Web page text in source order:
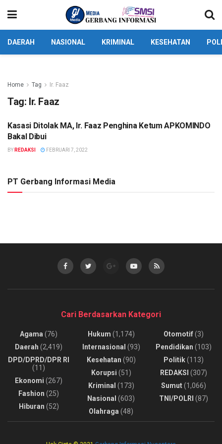
DAERAH NASIONAL KRIMINAL KESEHATAN
Home Tag Ir. Faaz
Tag: Ir. Faaz
NASIONAL
Kasasi Ditolak MA, Ir. Faaz Penghina Ketum APKOMINDO
Bakal Dibui
BY REDAKSI FEBRUARI 7, 2022
PT Gerbang Informasi Media
Cari Berdasarkan Kategori
Agama (76)
Daerah (2,419)
DPD/DPRD/DPR RI
(11)
Ekonomi (267)
Fashion (25)
Hiburan (52)
Hukum (1,174)
Internasional (93)
Kesehatan (90)
Korupsi (51)
Kriminal (173)
Nasional (603)
Olahraga (48)
Otomotif(3)
Pendidikan (103)
Politik(113)
REDAKSI (307)
Sumut(1,066)
TNI/POLRI (87)